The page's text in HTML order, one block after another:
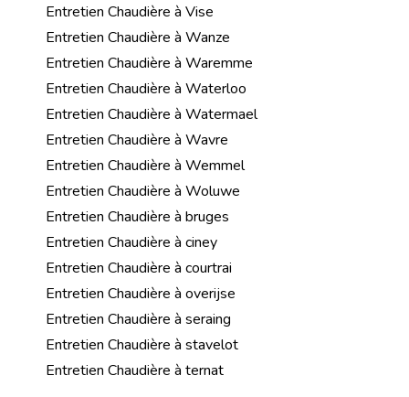
Entretien Chaudière à Vise
Entretien Chaudière à Wanze
Entretien Chaudière à Waremme
Entretien Chaudière à Waterloo
Entretien Chaudière à Watermael
Entretien Chaudière à Wavre
Entretien Chaudière à Wemmel
Entretien Chaudière à Woluwe
Entretien Chaudière à bruges
Entretien Chaudière à ciney
Entretien Chaudière à courtrai
Entretien Chaudière à overijse
Entretien Chaudière à seraing
Entretien Chaudière à stavelot
Entretien Chaudière à ternat